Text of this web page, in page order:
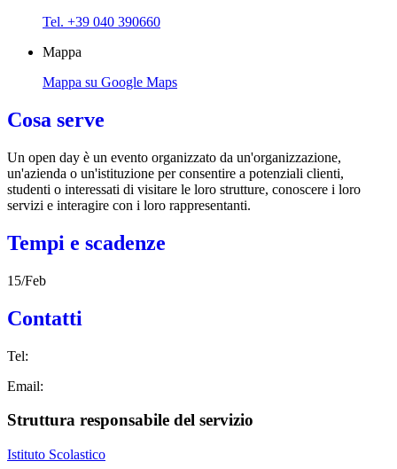
Tel. +39 040 390660
Mappa
Mappa su Google Maps
Cosa serve
Un open day è un evento organizzato da un'organizzazione,
un'azienda o un'istituzione per consentire a potenziali clienti,
studenti o interessati di visitare le loro strutture, conoscere i loro
servizi e interagire con i loro rappresentanti.
Tempi e scadenze
15/Feb
Contatti
Tel:
Email:
Struttura responsabile del servizio
Istituto Scolastico